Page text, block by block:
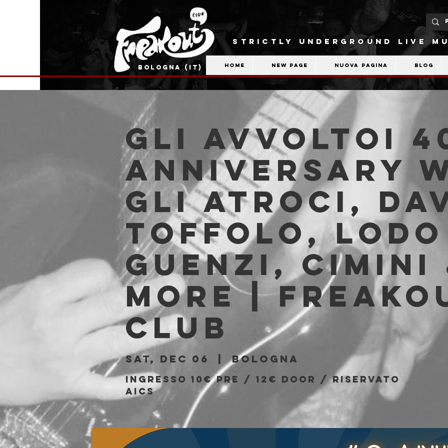
BOLOGNA (IT)
STRICTLY UNDERGROUND LIVE
Home New Page Nuova pagina Blog
GLI AVVOLTOI
Anniversary
Gli Atroci,
Toffolo, Lodo
Guenzi, Cimini
More |
Club
Sat, Dec 06
  |
Bologna
Ingresso 10€ pre / 12€ door / riservato
AICS